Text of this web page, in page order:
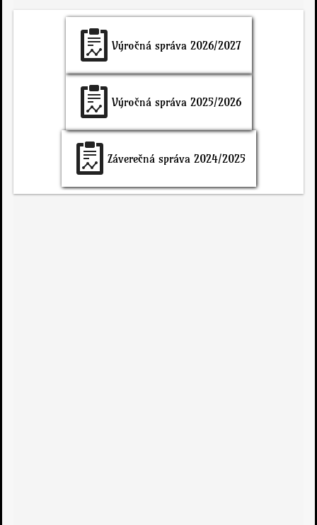
Výročná správa 2026/2027
Výročná správa 2025/2026
Záverečná správa 2024/2025